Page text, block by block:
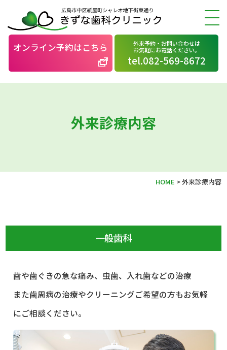
外来予約・お問い合わせは
お気軽にお電話ください。
tel.082-569-8672
オンライン予約はこちら
外来診療内容
HOME >外来診療内容
一般歯科
歯や歯ぐきの急な痛み、虫歯、入れ歯などの治療
また歯周病の治療やクリーニングご希望の方もお気軽
にご相談ください。